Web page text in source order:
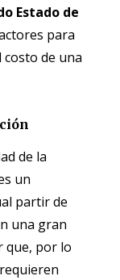
Estado de
para
de una
de la
un
partir de
una gran
que, por lo